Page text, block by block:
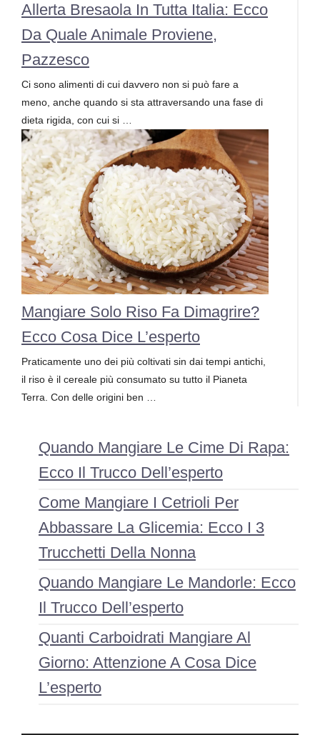
Allerta Bresaola In Tutta Italia: Ecco
Da Quale Animale Proviene,
Pazzesco
Ci sono alimenti di cui davvero non si può fare a
meno, anche quando si sta attraversando una fase di
dieta rigida, con cui si …
Mangiare Solo Riso Fa Dimagrire?
Ecco Cosa Dice L’esperto
Praticamente uno dei più coltivati sin dai tempi antichi,
il riso è il cereale più consumato su tutto il Pianeta
Terra. Con delle origini ben …
Quando Mangiare Le Cime Di Rapa:
Ecco Il Trucco Dell’esperto
Come Mangiare I Cetrioli Per
Abbassare La Glicemia: Ecco I 3
Trucchetti Della Nonna
Quando Mangiare Le Mandorle: Ecco
Il Trucco Dell’esperto
Quanti Carboidrati Mangiare Al
Giorno: Attenzione A Cosa Dice
L’esperto